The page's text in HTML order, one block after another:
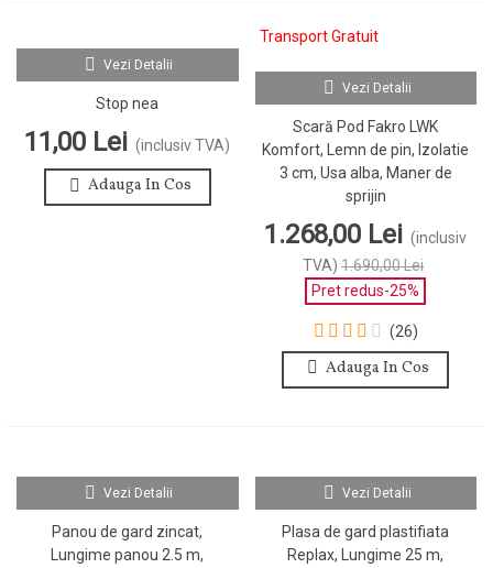
Vezi Detalii
Stop nea
11,00 Lei (inclusiv TVA)
Adauga In Cos
Transport Gratuit
Vezi Detalii
Scară Pod Fakro LWK
Komfort, Lemn de pin, Izolatie
3 cm, Usa alba, Maner de
sprijin
1.268,00 Lei (inclusiv
TVA) 1.690,00 Lei
Pret redus-25%
(26)
Adauga In Cos
Vezi Detalii
Panou de gard zincat,
Lungime panou 2.5 m,
Vezi Detalii
Plasa de gard plastifiata
Replax, Lungime 25 m,